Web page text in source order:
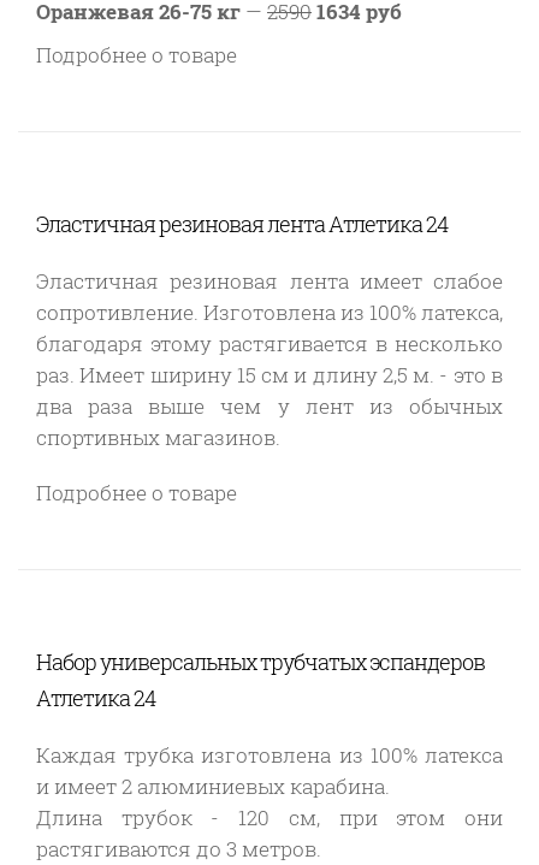
Оранжевая 26-75 кг — 25901634 руб
Подробнее о товаре
Эластичная резиновая лента Атлетика 24
Эластичная резиновая лента имеет слабое
сопротивление. Изготовлена из 100% латекса,
благодаря этому растягивается в несколько
раз. Имеет ширину 15 см и длину 2,5 м. - это в
два раза выше чем у лент из обычных
спортивных магазинов.
Подробнее о товаре
Набор универсальных трубчатых эспандеров
Атлетика 24
Каждая трубка изготовлена из 100% латекса
и имеет 2 алюминиевых карабина.
Длина трубок - 120 см, при этом они
растягиваются до 3 метров.